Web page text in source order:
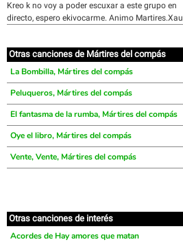
Kreo k no voy a poder escuxar a este grupo en
directo, espero ekivocarme. Animo Martires.Xau
Otras canciones de Mártires del compás
La Bombilla, Mártires del compás
Peluqueros, Mártires del compás
El fantasma de la rumba, Mártires del compás
Oye el libro, Mártires del compás
Vente, Vente, Mártires del compás
Otras canciones de interés
Acordes de Hay amores que matan